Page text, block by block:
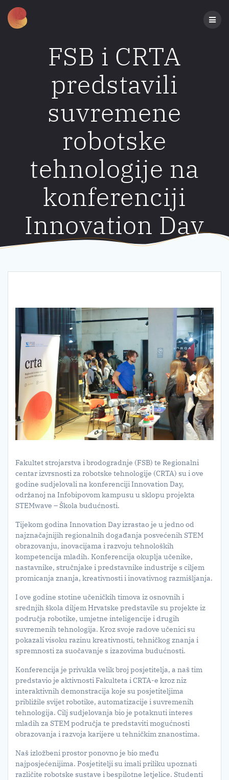
FSB i CRTA
predstavili
suvremene
robotske
tehnologije na
konferenciji
Innovation Day
Fakultet strojarstva i brodogradnje (FSB) te Regionalni
centar izvrsnosti za robotske tehnologije (CRTA) su i ove
godine sudjelovali na konferenciji Innovation Day,
održanoj na Infobipovom kampusu u sklopu projekta
STEMwave – Škola budućnosti.
Tijekom godina Innovation Day izrastao je u jedno od
najznačajnijih regionalnih događanja posvećenih STEM
obrazovanju, inovacijama i razvoju tehnoloških
kompetencija mladih. Konferencija okuplja učenike,
nastavnike, stručnjake i predstavnike industrije s ciljem
promicanja znanja, kreativnosti i inovativnog razmišljanja.
I ove godine stotine učeničkih timova iz osnovnih i
srednjih škola diljem Hrvatske predstavile su projekte iz
područja robotike, umjetne inteligencije i drugih
suvremenih tehnologija. Kroz svoje radove učenici su
pokazali visoku razinu kreativnosti, tehničkog znanja i
spremnosti za suočavanje s izazovima budućnosti.
Konferencija je privukla velik broj posjetitelja, a naš tim
predstavio je aktivnosti Fakulteta i CRTA-e kroz niz
interaktivnih demonstracija koje su posjetiteljima
približile svijet robotike, automatizacije i suvremenih
tehnologija. Cilj sudjelovanja bio je potaknuti interes
mladih za STEM područja te predstaviti mogućnosti
obrazovanja i razvoja karijere u tehničkim znanostima.
Naš izložbeni prostor ponovno je bio među
najposjećenijima. Posjetitelji su imali priliku upoznati
različite robotske sustave i bespilotne letjelice. Studenti